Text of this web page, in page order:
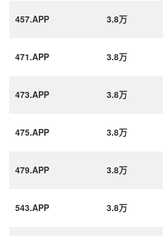
457.APP 3.8万
471.APP 3.8万
473.APP 3.8万
475.APP 3.8万
479.APP 3.8万
543.APP 3.8万